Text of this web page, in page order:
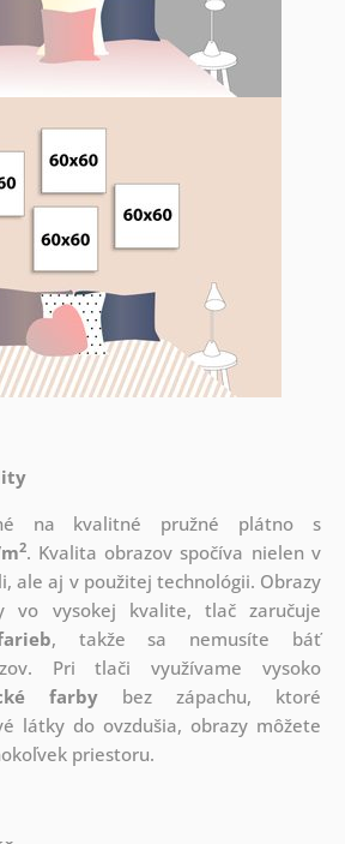
na kvalitné pružné plátno s
2. Kvalita obrazov spočíva nielen v
ale aj v použitej technológii. Obrazy
vo vysokej kvalite, tlač zaručuje
, takže sa nemusíte báť
Pri tlači využívame vysoko
farby bez zápachu, ktoré
látky do ovzdušia, obrazy môžete
priestoru.